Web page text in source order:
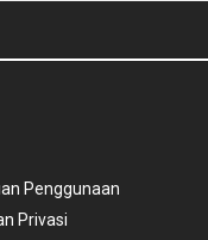
Penggunaan
Privasi